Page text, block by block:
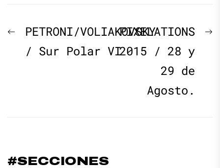
Navegación
de
Previous
post:
PETRONI/VOLIAKOVSKY
/ Sur Polar VI
PIXELATIONS
2015 / 28 y
29 de
Agosto.
#SECCIONES